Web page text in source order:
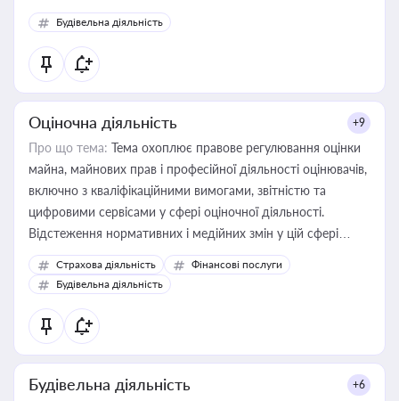
Будівельна діяльність
Оціночна діяльність +9
Про що тема: Тема охоплює правове регулювання оцінки
майна, майнових прав і професійної діяльності оцінювачів,
включно з кваліфікаційними вимогами, звітністю та
цифровими сервісами у сфері оціночної діяльності.
Відстеження нормативних і медійних змін у цій сфері
корисне для власника бізнесу, керівника, юриста або
бухгалтера під час оподаткування, приватизації, оренди
державного майна, корпоративних угод і перевірки
статусу суб'єктів оціночної діяльності
Страхова діяльність
Фінансові послуги
Будівельна діяльність
Будівельна діяльність +6